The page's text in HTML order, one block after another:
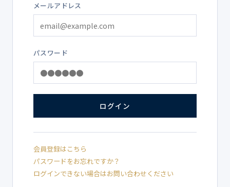
メールアドレス
パスワード
ログイン
会員登録はこちら
パスワードをお忘れですか？
ログインできない場合はお問い合わせください